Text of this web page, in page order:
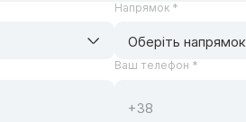
Напрямок *
Оберіть напрямок
Ваш телефон *